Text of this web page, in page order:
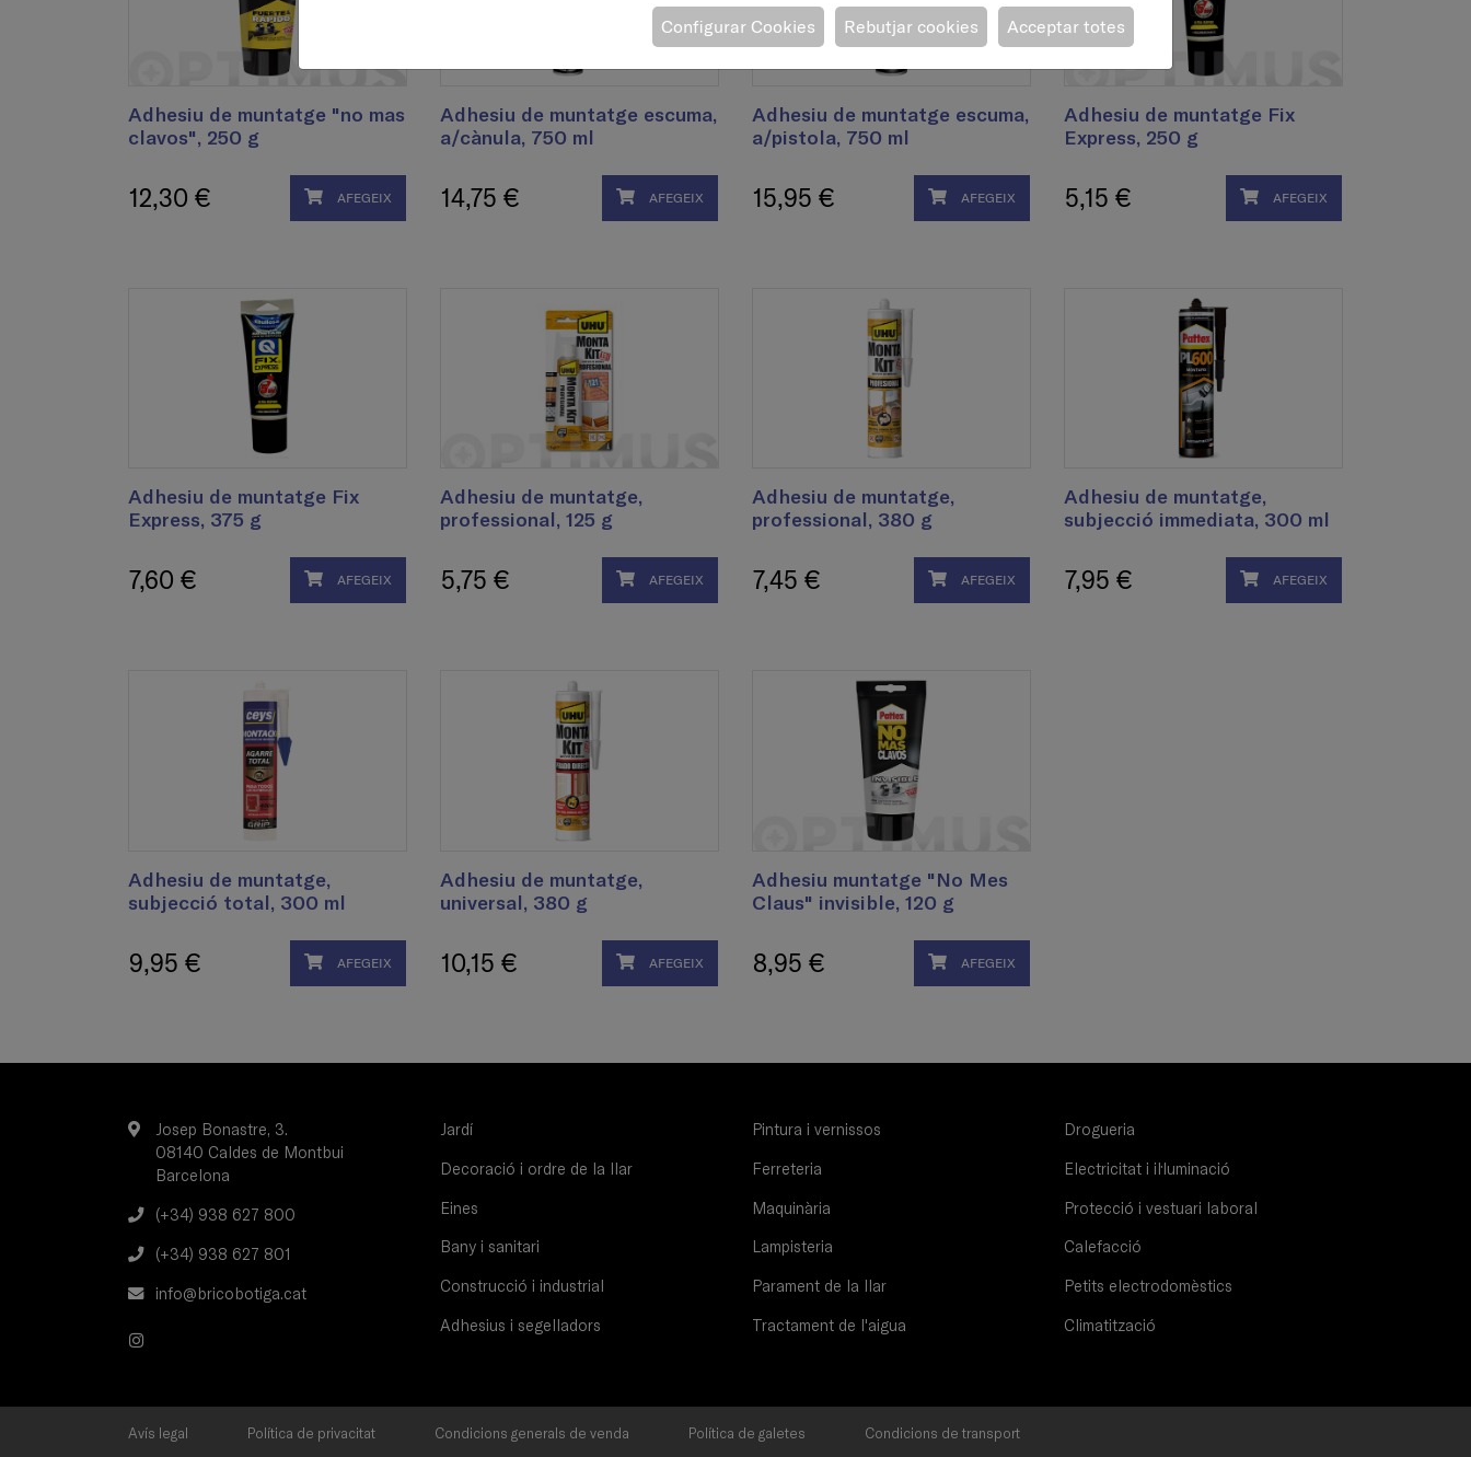
Adhesiu de muntatge "no mas
clavos", 250 g
12,30 € AFEGEIX
Adhesiu de muntatge escuma,
a/cànula, 750 ml
14,75 € AFEGEIX
Adhesiu de muntatge escuma,
a/pistola, 750 ml
15,95 € AFEGEIX
Adhesiu de muntatge Fix
Express, 250 g
5,15 € AFEGEIX
Adhesiu de muntatge Fix
Express, 375 g
7,60 € AFEGEIX
Adhesiu de muntatge,
professional, 125 g
5,75 € AFEGEIX
Adhesiu de muntatge,
professional, 380 g
7,45 € AFEGEIX
Adhesiu de muntatge,
subjecció immediata, 300 ml
7,95 € AFEGEIX
Adhesiu de muntatge,
subjecció total, 300 ml
9,95 € AFEGEIX
Adhesiu de muntatge,
universal, 380 g
10,15 € AFEGEIX
Adhesiu muntatge "No Mes
Claus" invisible, 120 g
8,95 € AFEGEIX
Josep Bonastre, 3.
08140 Caldes de Montbui
Barcelona
(+34) 938 627 800
(+34) 938 627 801
info@bricobotiga.cat
Jardí Pintura i vernissos Drogueria
Decoració i ordre de la llar Ferreteria Electricitat i il·luminació
Eines Maquinària Protecció i vestuari laboral
Bany i sanitari Lampisteria Calefacció
Construcció i industrial Parament de la llar Petits electrodomèstics
Adhesius i segelladors Tractament de l'aigua Climatització
Avís legal Política de privacitat Condicions generals de venda Política de galetes Condicions de transport
Acceptar totes
Rebutjar cookies
Configurar Cookies